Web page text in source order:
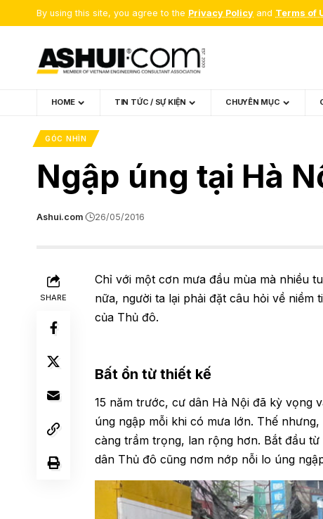
By using this site, you agree to the Privacy Policy and Terms of
HOME TIN TỨC / SỰ KIỆN CHUYÊN MỤC
GÓC NHÌN
Ngập úng tại Hà
Ashui.com 26/05/2016
SHARE
Chỉ với một cơn mưa đầu mùa mà nhiều
nữa, người ta lại phải đặt câu hỏi về
của Thủ đô.
Bất ổn từ thiết kế
15 năm trước, cư dân Hà Nội đã kỳ vọng
úng ngập mỗi khi có mưa lớn. Thế
càng trầm trọng, lan rộng hơn. Bắt đầu
dân Thủ đô cũng nơm nớp nỗi lo úng